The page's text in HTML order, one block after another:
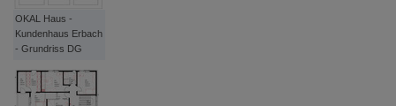
OKAL Haus -
Kundenhaus Erbach
- Grundriss DG